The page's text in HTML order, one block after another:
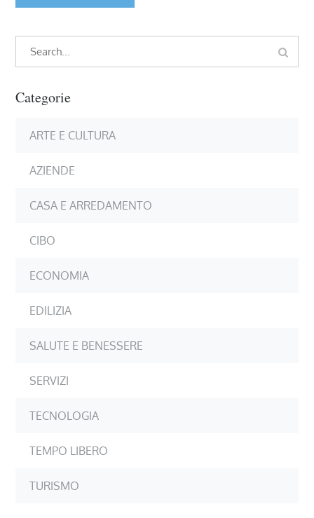
for:
Search
Categorie
ARTE E CULTURA
AZIENDE
CASA E ARREDAMENTO
CIBO
ECONOMIA
EDILIZIA
SALUTE E BENESSERE
SERVIZI
TECNOLOGIA
TEMPO LIBERO
TURISMO